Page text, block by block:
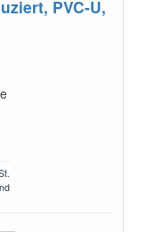
PVC-U,